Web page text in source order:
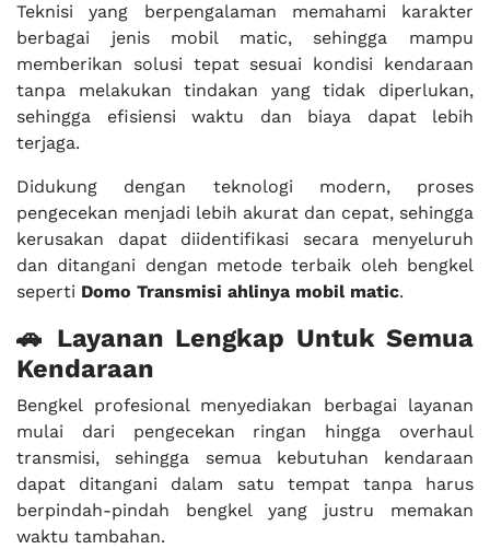
Teknisi yang berpengalaman memahami karakter
berbagai jenis mobil matic, sehingga mampu
memberikan solusi tepat sesuai kondisi kendaraan
tanpa melakukan tindakan yang tidak diperlukan,
sehingga efisiensi waktu dan biaya dapat lebih
terjaga.
Didukung dengan teknologi modern, proses
pengecekan menjadi lebih akurat dan cepat, sehingga
kerusakan dapat diidentifikasi secara menyeluruh
dan ditangani dengan metode terbaik oleh bengkel
seperti Domo Transmisi ahlinya mobil matic.
🚗 Layanan Lengkap Untuk Semua
Kendaraan
Bengkel profesional menyediakan berbagai layanan
mulai dari pengecekan ringan hingga overhaul
transmisi, sehingga semua kebutuhan kendaraan
dapat ditangani dalam satu tempat tanpa harus
berpindah-pindah bengkel yang justru memakan
waktu tambahan.